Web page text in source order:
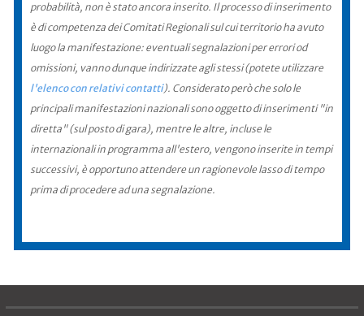
probabilità, non è stato ancora inserito. Il processo di inserimento
è di competenza dei Comitati Regionali sul cui territorio ha avuto
luogo la manifestazione: eventuali segnalazioni per errori od
omissioni, vanno dunque indirizzate agli stessi (potete utilizzare
l'elenco con relativi contatti). Considerato però che solo le
principali manifestazioni nazionali sono oggetto di inserimenti "in
diretta" (sul posto di gara), mentre le altre, incluse le
internazionali in programma all'estero, vengono inserite in tempi
successivi, è opportuno attendere un ragionevole lasso di tempo
prima di procedere ad una segnalazione.